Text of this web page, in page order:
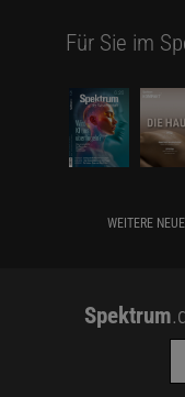
Für Sie im
WEITERE
Spektrum